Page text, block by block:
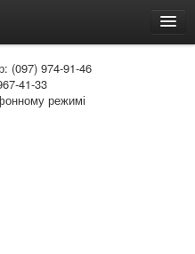
(097) 974-91-46
41-33
режимі